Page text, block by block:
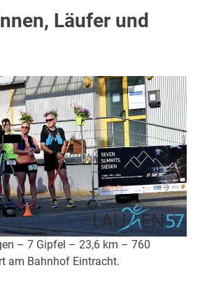
Läufer und
– 7 Gipfel – 23,6 km – 760
am Bahnhof Eintracht.